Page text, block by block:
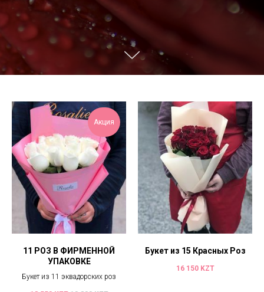
Акция
11 РОЗ В ФИРМЕННОЙ
УПАКОВКЕ
Букет из 11 эквадорских роз
Букет из 15 Красных Роз
16 150 KZT